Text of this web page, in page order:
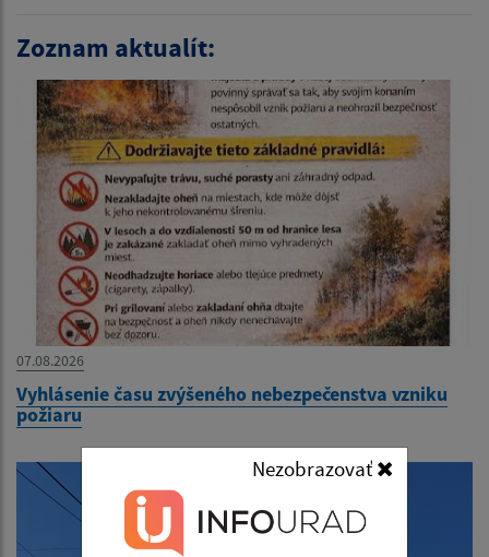
Nezobrazovať
Zoznam aktualít:
07.08.2026
Vyhlásenie času zvýšeného nebezpečenstva vzniku
požiaru